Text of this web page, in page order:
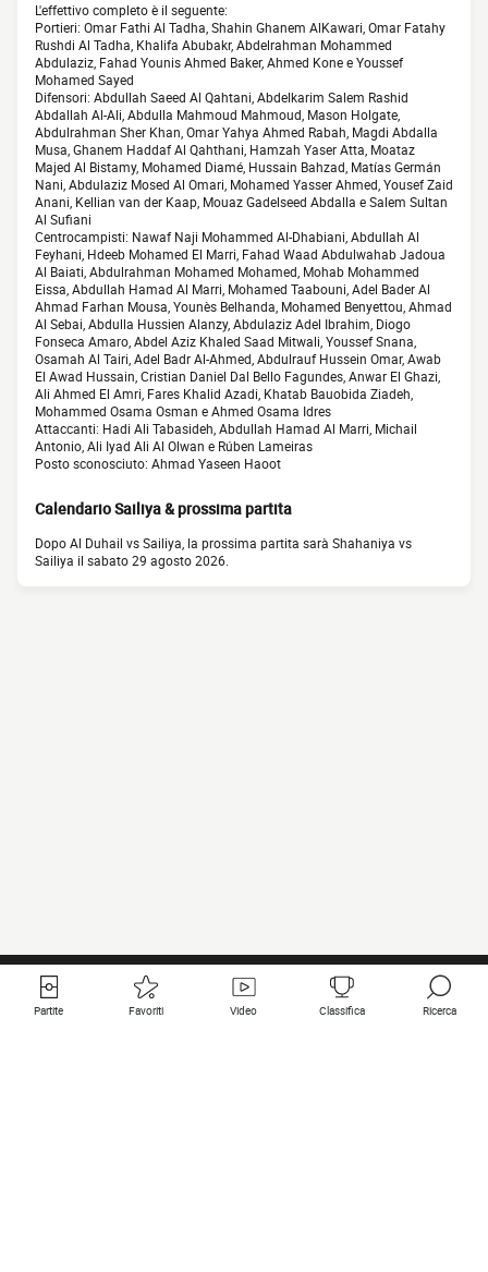
L'effettivo completo è il seguente:
Portieri: Omar Fathi Al Tadha, Shahin Ghanem AlKawari, Omar Fatahy
Rushdi Al Tadha, Khalifa Abubakr, Abdelrahman Mohammed
Abdulaziz, Fahad Younis Ahmed Baker, Ahmed Kone e Youssef
Mohamed Sayed
Difensori: Abdullah Saeed Al Qahtani, Abdelkarim Salem Rashid
Abdallah Al-Ali, Abdulla Mahmoud Mahmoud, Mason Holgate,
Abdulrahman Sher Khan, Omar Yahya Ahmed Rabah, Magdi Abdalla
Musa, Ghanem Haddaf Al Qahthani, Hamzah Yaser Atta, Moataz
Majed Al Bistamy, Mohamed Diamé, Hussain Bahzad, Matías Germán
Nani, Abdulaziz Mosed Al Omari, Mohamed Yasser Ahmed, Yousef Zaid
Anani, Kellian van der Kaap, Mouaz Gadelseed Abdalla e Salem Sultan
Al Sufiani
Centrocampisti: Nawaf Naji Mohammed Al-Dhabiani, Abdullah Al
Feyhani, Hdeeb Mohamed El Marri, Fahad Waad Abdulwahab Jadoua
Al Baiati, Abdulrahman Mohamed Mohamed, Mohab Mohammed
Eissa, Abdullah Hamad Al Marri, Mohamed Taabouni, Adel Bader Al
Ahmad Farhan Mousa, Younès Belhanda, Mohamed Benyettou, Ahmad
Al Sebai, Abdulla Hussien Alanzy, Abdulaziz Adel Ibrahim, Diogo
Fonseca Amaro, Abdel Aziz Khaled Saad Mitwali, Youssef Snana,
Osamah Al Tairi, Adel Badr Al-Ahmed, Abdulrauf Hussein Omar, Awab
El Awad Hussain, Cristian Daniel Dal Bello Fagundes, Anwar El Ghazi,
Ali Ahmed El Amri, Fares Khalid Azadi, Khatab Bauobida Ziadeh,
Mohammed Osama Osman e Ahmed Osama Idres
Attaccanti: Hadi Ali Tabasideh, Abdullah Hamad Al Marri, Michail
Antonio, Ali Iyad Ali Al Olwan e Rúben Lameiras
Posto sconosciuto: Ahmad Yaseen Haoot
Calendario Sailiya & prossima partita
Dopo Al Duhail vs Sailiya, la prossima partita sarà Shahaniya vs
Sailiya il sabato 29 agosto 2026.
Partite Favoriti Video Classifica Ricerca